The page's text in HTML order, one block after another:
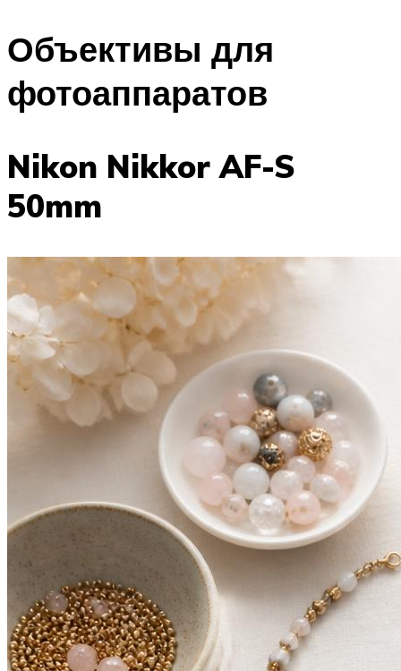
Объективы для
фотоаппаратов
Nikon Nikkor AF-S
50mm